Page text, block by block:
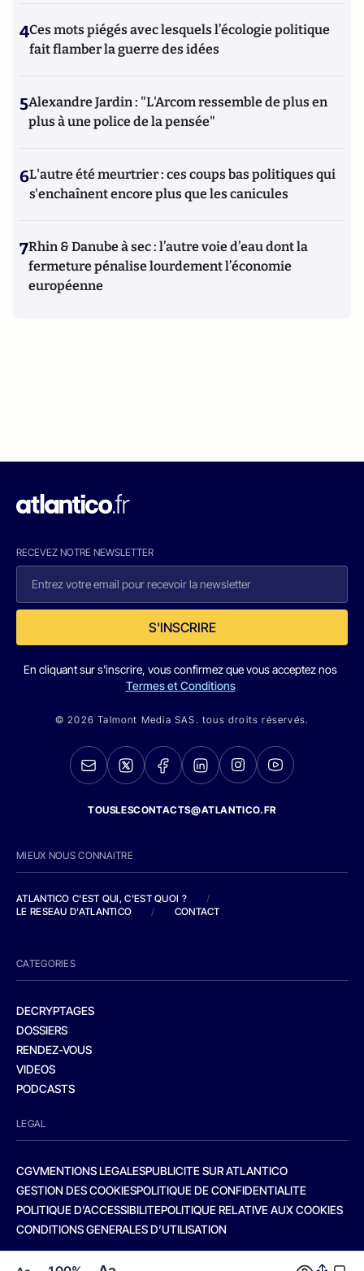
4Ces mots piégés avec lesquels l’écologie politique
fait flamber la guerre des idées
5Alexandre Jardin : "L'Arcom ressemble de plus en
plus à une police de la pensée"
6L'autre été meurtrier : ces coups bas politiques qui
s'enchaînent encore plus que les canicules
7Rhin & Danube à sec : l’autre voie d’eau dont la
fermeture pénalise lourdement l’économie
européenne
RECEVEZ NOTRE NEWSLETTER
S'INSCRIRE
En cliquant sur s'inscrire, vous confirmez que vous acceptez nos
Termes et Conditions
© 2026 Talmont Media SAS. tous droits réservés.
TOUSLESCONTACTS@ATLANTICO.FR
MIEUX NOUS CONNAITRE
ATLANTICO C'EST QUI, C'EST QUOI ?
/
LE RESEAU D'ATLANTICO
/ CONTACT
CATEGORIES
DECRYPTAGES
DOSSIERS
RENDEZ-VOUS
VIDEOS
PODCASTS
LEGAL
CGVMENTIONS LEGALESPUBLICITE SUR ATLANTICO
GESTION DES COOKIESPOLITIQUE DE CONFIDENTIALITE
POLITIQUE D’ACCESSIBILITEPOLITIQUE RELATIVE AUX COOKIES
CONDITIONS GENERALES D’UTILISATION